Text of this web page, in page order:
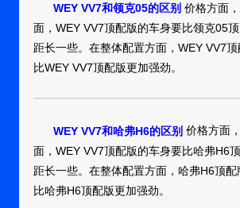
其实我也开过很
的是享受驾驶，
烟台：
xingchenliyu
关注这个车很久
过多的砍价技巧
销售小伙都会联
厂家搞的活动 前
是帮我争取了又
烟台：用户
真实油耗：这个
看，还好啦，油
马家比这个高一
高级，真的开出
认识，好的还问
WEY
WEY VV7和领克05的区别 价格方面
面，WEY VV7顶配版的车身要比领克05
距长一些。在整体配置方面，WEY VV7
比WEY VV7顶配版更加强劲。
WEY VV7和哈弗H6的区别 价格方面
面，WEY VV7顶配版的车身要比哈弗H6
距长一些。在整体配置方面，哈弗H6顶
比哈弗H6顶配版更加强劲。